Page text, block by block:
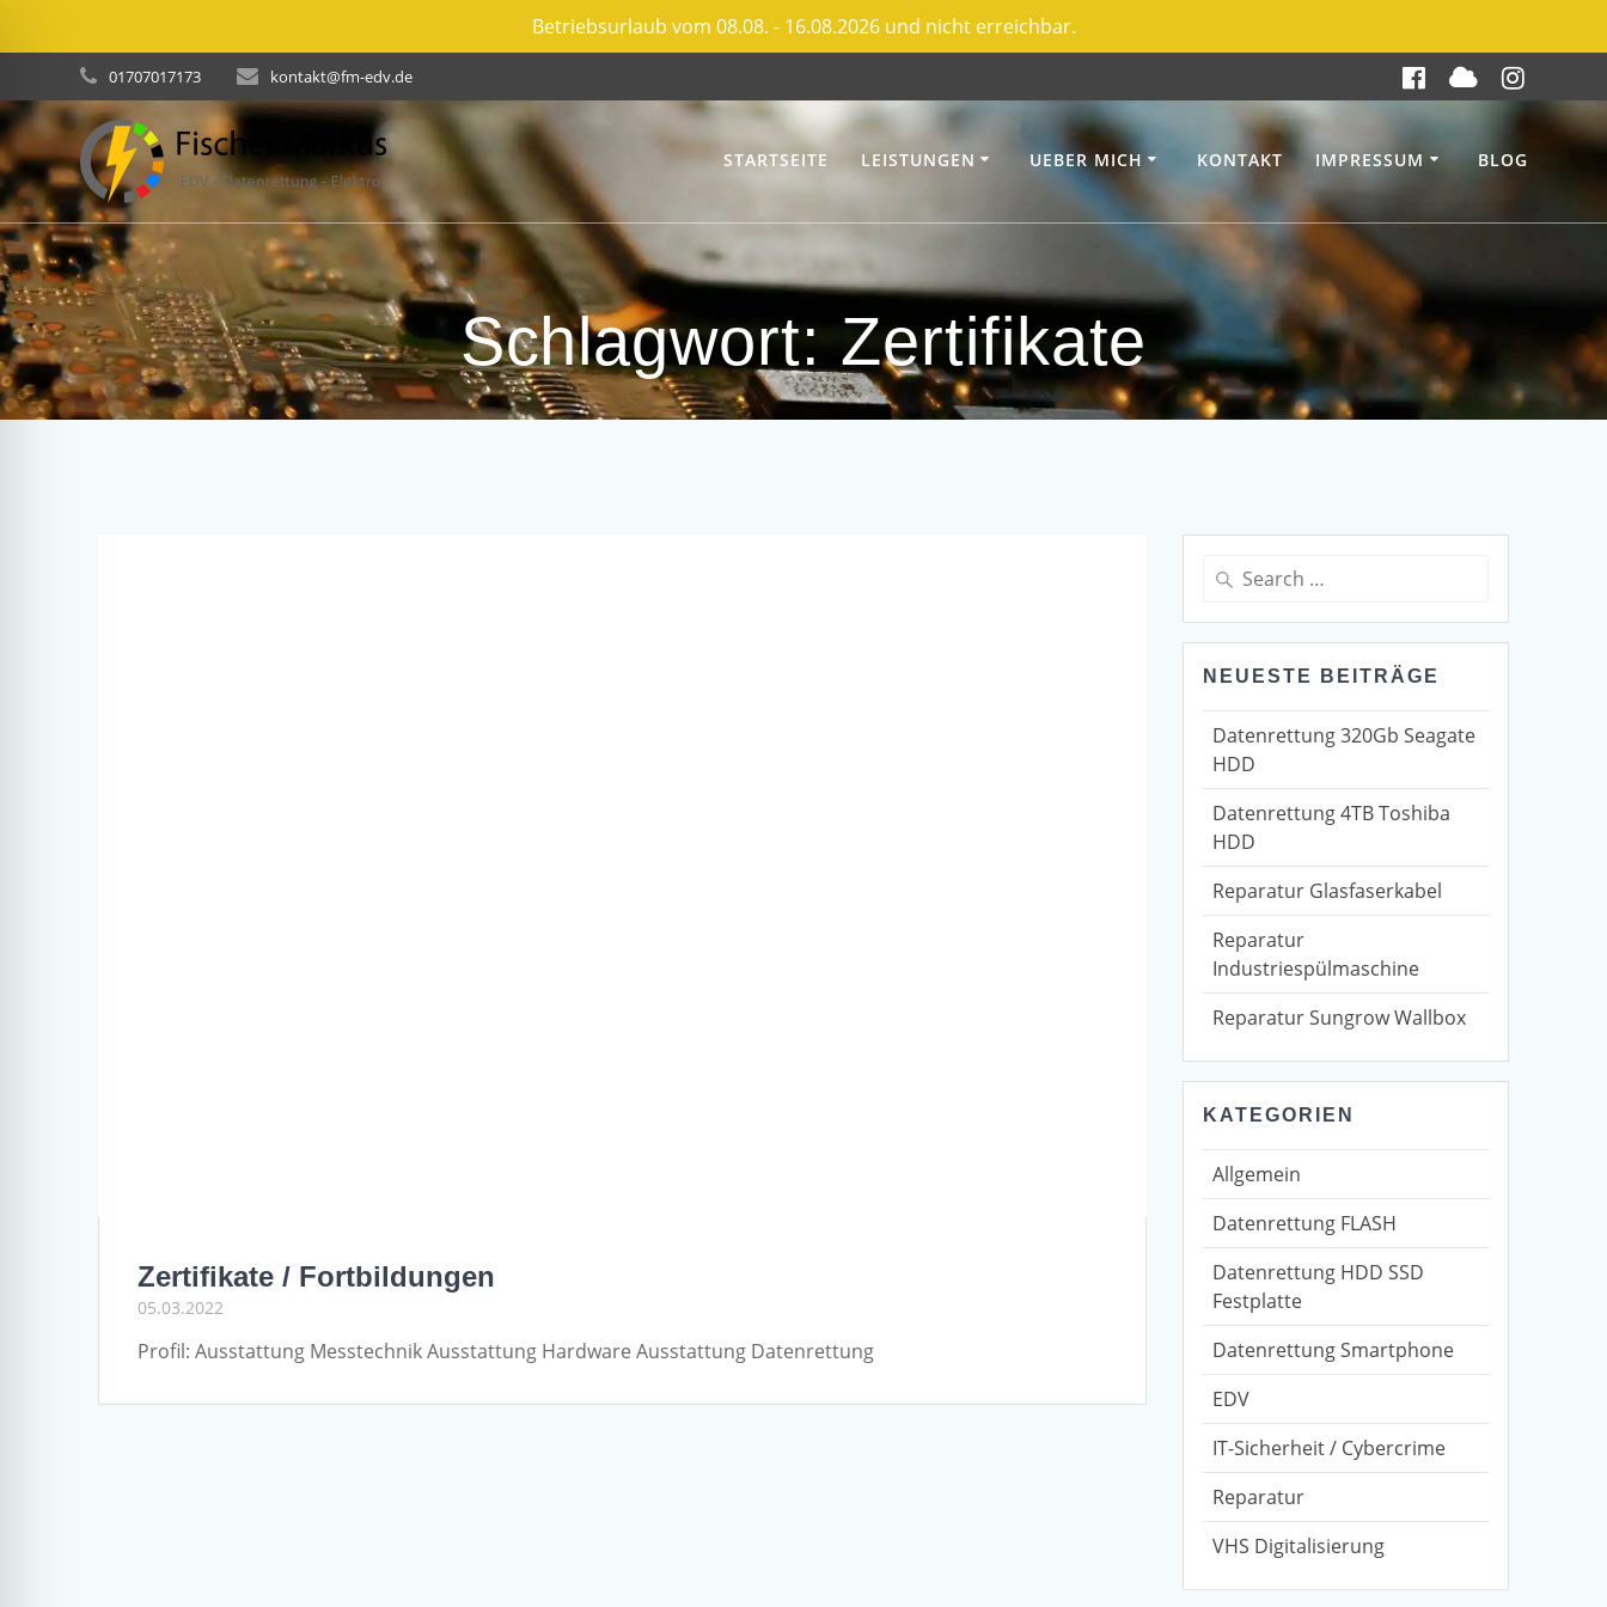
Betriebsurlaub vom 08.08. - 16.08.2026 und nicht erreichbar.
to
content
01707017173 kontakt@fm-edv.de
STARTSEITE LEISTUNGEN UEBER MICH KONTAKT IMPRESSUM BLOG
Schlagwort: Zertifikate
Zertifikate / Fortbildungen
05.03.2022
Profil: Ausstattung Messtechnik Ausstattung Hardware Ausstattung Datenrettung
Search
for:
NEUESTE BEITRÄGE
Datenrettung 320Gb Seagate
HDD
Datenrettung 4TB Toshiba
HDD
Reparatur Glasfaserkabel
Reparatur
Industriespülmaschine
Reparatur Sungrow Wallbox
KATEGORIEN
Allgemein
Datenrettung FLASH
Datenrettung HDD SSD
Festplatte
Datenrettung Smartphone
EDV
IT-Sicherheit / Cybercrime
Reparatur
VHS Digitalisierung